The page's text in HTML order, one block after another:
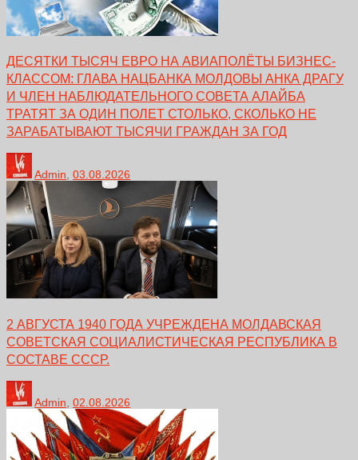
ДЕСЯТКИ ТЫСЯЧ ЕВРО НА АВИАПОЛЁТЫ БИЗНЕС-
КЛАССОМ: ГЛАВА НАЦБАНКА МОЛДОВЫ АНКА ДРАГУ
И ЧЛЕН НАБЛЮДАТЕЛЬНОГО СОВЕТА АЛАЙБА
ТРАТЯТ ЗА ОДИН ПОЛЕТ СТОЛЬКО, СКОЛЬКО НЕ
ЗАРАБАТЫВАЮТ ТЫСЯЧИ ГРАЖДАН ЗА ГОД
Admin, 03.08.2026
2 АВГУСТА 1940 ГОДА УЧРЕЖДЕНА МОЛДАВСКАЯ
СОВЕТСКАЯ СОЦИАЛИСТИЧЕСКАЯ РЕСПУБЛИКА В
СОСТАВЕ СССР.
Admin 02.08.2026